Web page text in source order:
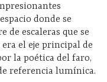
donde se
de escaleras que se
el eje principal de
la poética del faro,
referencia lumínica.